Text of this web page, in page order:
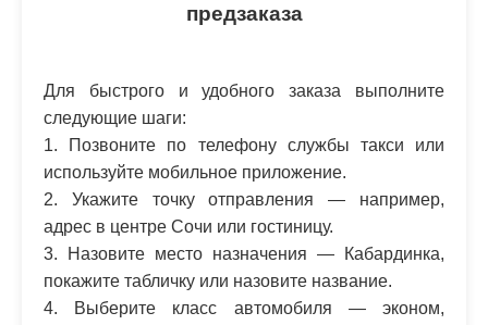
предзаказа
Для быстрого и удобного заказа выполните
следующие шаги:
1. Позвоните по телефону службы такси или
используйте мобильное приложение.
2. Укажите точку отправления — например,
адрес в центре Сочи или гостиницу.
3. Назовите место назначения — Кабардинка,
покажите табличку или назовите название.
4. Выберите класс автомобиля — эконом,